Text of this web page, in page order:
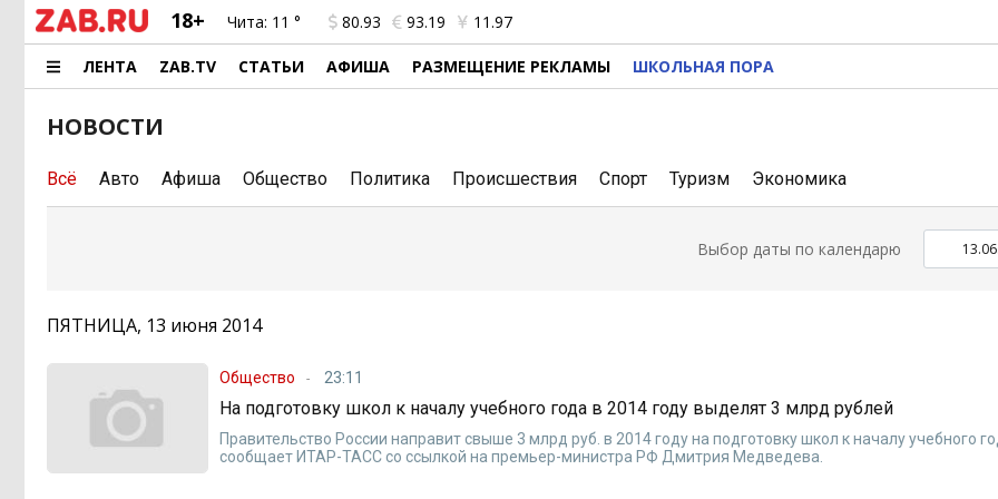
18+ Чита: 11 ° 80.93 93.19 11.97
ЛЕНТА ZAB.TV СТАТЬИ АФИША РАЗМЕЩЕНИЕ РЕКЛАМЫ ШКОЛЬНАЯ ПОРА
НОВОСТИ
Всё Авто Афиша Общество Политика Происшествия Спорт Туризм Экономика
Выбор даты по календарю
ПЯТНИЦА, 13 июня 2014
Общество 23:11
На подготовку школ к началу учебного года в 2014 году выделят 3 млрд рублей
Правительство России направит свыше 3 млрд руб. в 2014 году на подготовку школ к началу учебного
сообщает ИТАР-ТАСС со ссылкой на премьер-министра РФ Дмитрия Медведева.